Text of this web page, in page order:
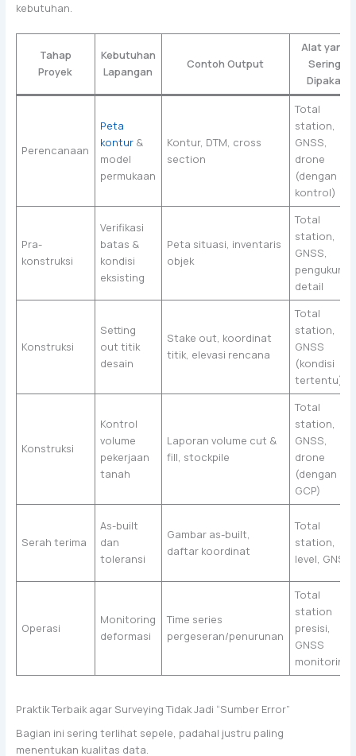
kebutuhan.
Tahap
Proyek
Kebutuhan
Lapangan
Contoh Output
Alat yang
Sering
Dipakai
Perencanaan
Peta
kontur &
model
permukaan
Kontur, DTM, cross
section
Total
station,
GNSS,
drone
(dengan
kontrol)
Pra-
konstruksi
Verifikasi
batas &
kondisi
eksisting
Peta situasi, inventaris
objek
Total
station,
GNSS,
pengukuran
detail
Konstruksi
Setting
out titik
desain
Stake out, koordinat
titik, elevasi rencana
Total
station,
GNSS
(kondisi
tertentu)
Konstruksi
Kontrol
volume
pekerjaan
tanah
Laporan volume cut &
fill, stockpile
Total
station,
GNSS,
drone
(dengan
GCP)
Serah terima
As-built
dan
toleransi
Gambar as-built,
daftar koordinat
Total
station,
level, GNSS
Operasi
Monitoring
deformasi
Time series
pergeseran/penurunan
Total
station
presisi,
GNSS
monitoring
Praktik Terbaik agar Surveying Tidak Jadi “Sumber Error”
Bagian ini sering terlihat sepele, padahal justru paling
menentukan kualitas data.